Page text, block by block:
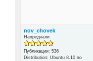
nov_chovek
Напреднали
Публикации: 536
Distribution: Ubuntu 8.10 по